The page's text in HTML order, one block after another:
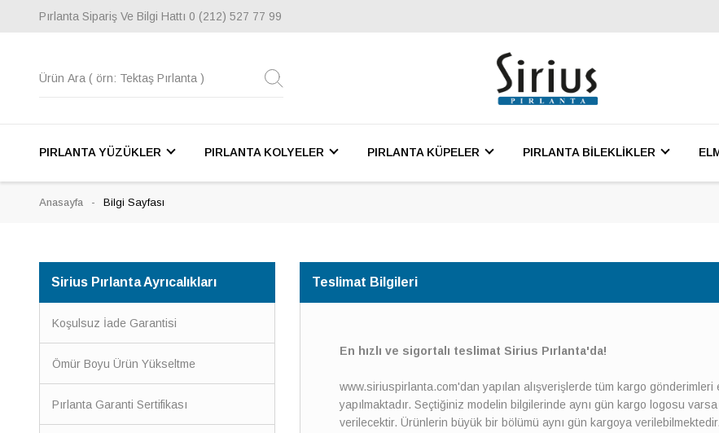
Pırlanta Sipariş Ve Bilgi Hattı 0 (212) 527 77 99
PIRLANTA YÜZÜKLER PIRLANTA KOLYELER PIRLANTA KÜPELER PIRLANTA BİLEKLİKLER
Anasayfa Bilgi Sayfası
Sirius Pırlanta Ayrıcalıkları
Koşulsuz İade Garantisi
Ömür Boyu Ürün Yükseltme
Pırlanta Garanti Sertifikası
Teslimat Bilgileri
En hızlı ve sigortalı teslimat Sirius Pırlanta'da!
www.siriuspirlanta.com'dan yapılan alışverişlerde tüm kargo gönderimleri
yapılmaktadır. Seçtiğiniz modelin bilgilerinde aynı gün kargo logosu
verilecektir. Ürünlerin büyük bir bölümü aynı gün kargoya